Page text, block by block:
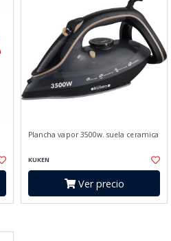
Plancha vapor 3500w. suela ceramica
KUKEN
Ver precio